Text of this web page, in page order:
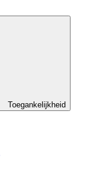
Toegankelijkheid